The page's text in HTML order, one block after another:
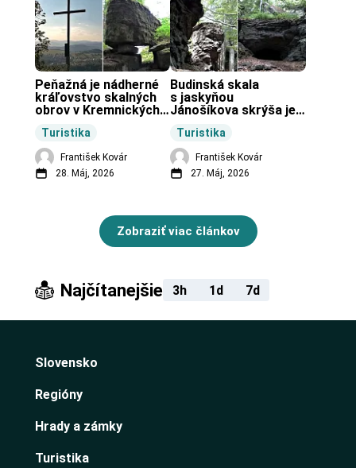
Turistika
Peňažná je nádherné
kráľovstvo skalných
obrov v Kremnických
František Kovár
28. Máj, 2026
Turistika
Budinská skala
s jaskyňou
Jánošíkova skrýša je
obci Budiná.
František Kovár
27. Máj, 2026
Zobraziť viac článkov
Najčítanejšie 3h 1d 7d
Slovensko
Regióny
Hrady a zámky
Turistika